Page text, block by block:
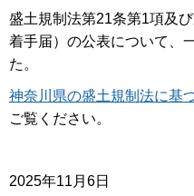
盛土規制法第21条第1項及
着手届）の公表について、
た。
神奈川県の盛土規制法に基
ご覧ください。
2025年11月6日